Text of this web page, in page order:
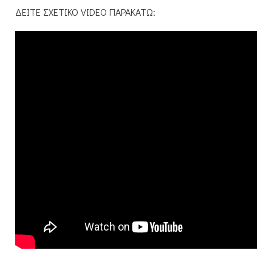
ΔΕΙΤΕ ΣΧΕΤΙΚΟ VIDEO ΠΑΡΑΚΑΤΩ: